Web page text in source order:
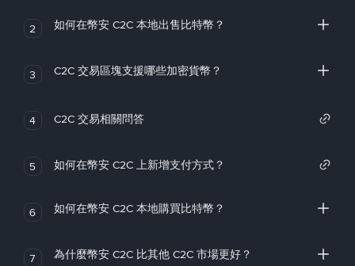
2 如何在幣安 C2C 本地出售比特幣？
3 C2C 交易區塊支援哪些加密貨幣？
4 C2C 交易相關問答
5 如何在幣安 C2C 上新增支付方式？
6 如何在幣安 C2C 本地購買比特幣？
7 為什麼幣安 C2C 比其他 C2C 市場更好？